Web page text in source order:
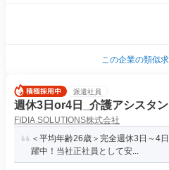
この企業の類似
派遣社員
週休3日or4日_介護アシスタ
FIDIA SOLUTIONS株式会社
＜平均年齢26歳＞完全週休3日～4
躍中！当社正社員として安...